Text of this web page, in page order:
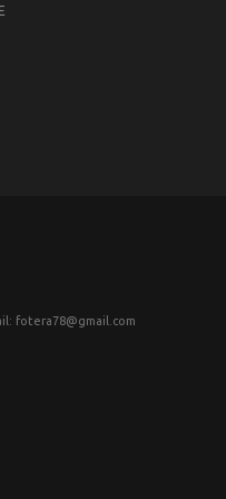
fotera78@gmail.com